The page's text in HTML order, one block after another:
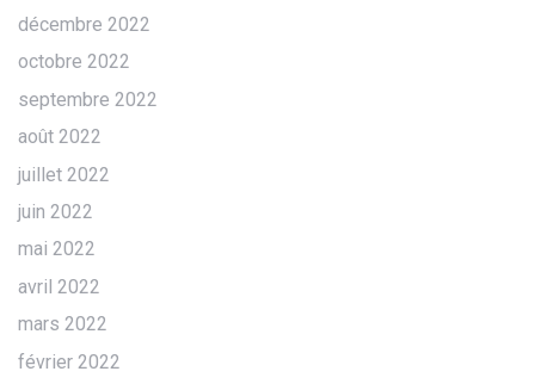
décembre 2022
octobre 2022
septembre 2022
août 2022
juillet 2022
juin 2022
mai 2022
avril 2022
mars 2022
février 2022